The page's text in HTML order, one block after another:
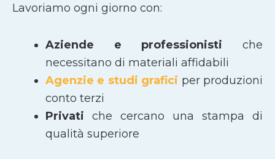
Lavoriamo ogni giorno con:
Aziende e professionisti che
necessitano di materiali affidabili
Agenzie e studi grafici per produzioni
conto terzi
Privati che cercano una stampa di
qualità superiore